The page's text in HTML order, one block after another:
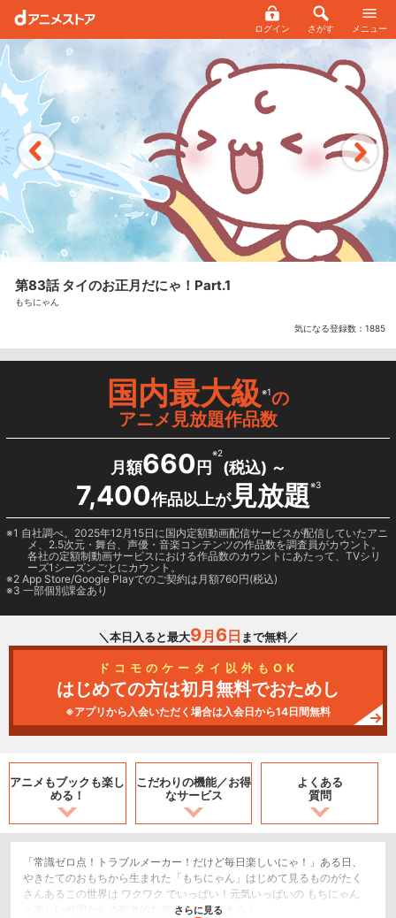
ログイン さがす メニュー
第83話 タイのお正月だにゃ！Part.1
もちにゃん
気になる登録数： 1885
国内最大級※1の
アニメ見放題作品数
月額660 円
※2
(税込) ～
7,400作品以上が見放題※3
1 自社調べ。2025年12月15日に国内定額動画配信サービスが配信していたアニ
メ、2.5次元・舞台、声優・音楽コンテンツの作品数を調査員がカウント。
各社の定額制動画サービスにおける作品数のカウントにあたって、TVシリ
ーズ1シーズンごとにカウント。
2 App Store/Google Playでのご契約は月額760円(税込)
3 一部個別課金あり
＼本日入ると最大9月 6日 まで無料／
ドコモのケータイ以外もOK
はじめての方は初月無料でおためし
※アプリから入会いただく場合は入会日から14日間無料
アニメもブックも楽し
める！
こだわりの機能／お得
なサービス
よくある
質問
「常識ゼロ点！トラブルメーカー！だけど毎日楽しいにゃ！」ある日、
やきたてのおもちから生まれた「もちにゃん」はじめて見るものがたく
さんあるこの世界は ワクワク でいっぱい！元気いっぱいの もちにゃん
と楽しい仲間たちの刺激的な毎日が今はじまる！
さらに見る